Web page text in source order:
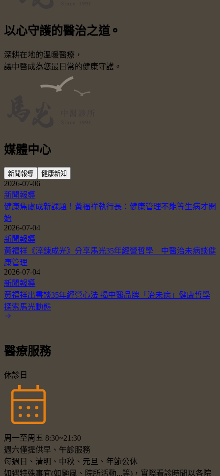
以心守護的醫治之道 ⚬
深耕在地的溫暖醫療，
讓中醫成為您最日常的健康守護。
媒體中心
新聞報導 健康新知
2026-07-06
新聞報導
健康焦慮成新課題！黃福祥執行長：健康管理不能等生病才開
始
2026-07-04
新聞報導
黃福祥《淬鍊成光》分享馬光35年經營哲學 中醫治未病談健
康管理
2026-07-04
新聞報導
黃福祥出書談35年經營心法 揭中醫品牌「治未病」健康哲學
探索馬光動態
醫療服務
休診日
周一至周五 8:30~21:30
週六僅提供早、午診服務
每週日、清明、中秋、元旦、年節公休
如遇特殊事宜(如颱風、院所活動...等)，實際看診時間以各院